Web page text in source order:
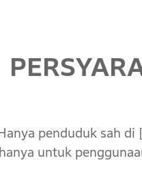
penduduk sah di
untuk